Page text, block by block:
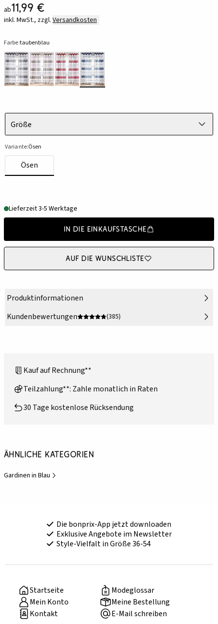
ab11,99 €
inkl. MwSt., zzgl. Versandkosten
Farbe:taubenblau
Größe
Variante:Ösen
Ösen
Lieferzeit 3-5 Werktage
In die Einkaufstasche
Auf die Wunschliste
Produktinformationen
Kundenbewertungen
(385)
Kauf auf Rechnung**
Teilzahlung**: Zahle monatlich in Raten
30 Tage kostenlose Rücksendung
Ähnliche Kategorien
Gardinen in Blau
Die bonprix-App jetzt downloaden
Exklusive Angebote im Newsletter
Style-Vielfalt in Größe 36-54
Startseite
Modeglossar
Mein Konto
Meine Bestellung
Kontakt
E-Mail schreiben